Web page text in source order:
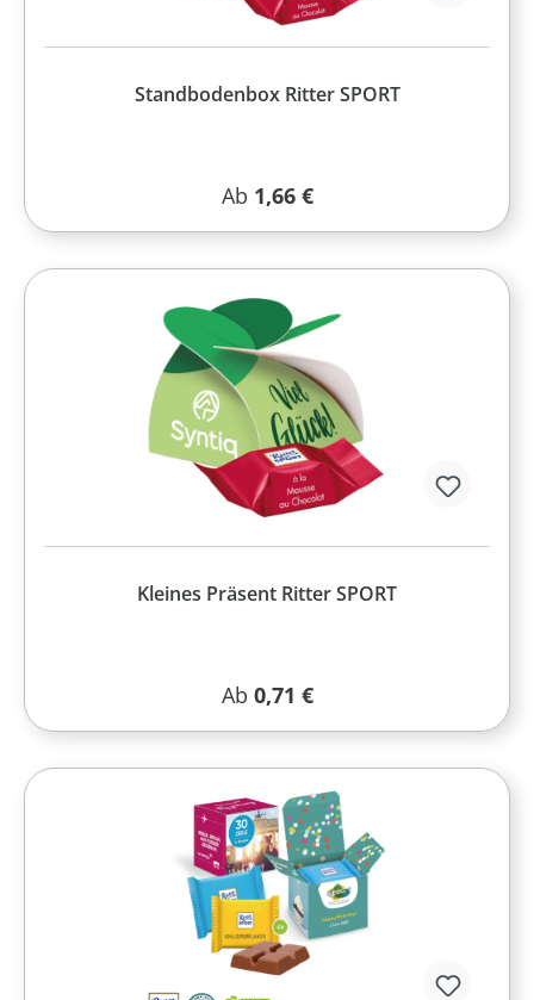
Standbodenbox Ritter SPORT
Regulärer Preis:
Ab 1,66 €
Kleines Präsent Ritter SPORT
Regulärer Preis:
Ab 0,71 €